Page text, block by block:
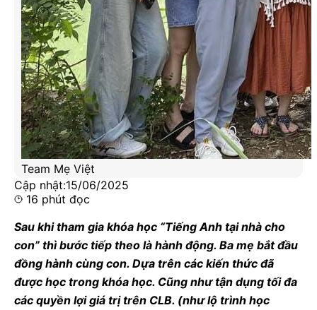
Team Mẹ Việt
Cập nhật:15/06/2025
16 phút đọc
Sau khi tham gia khóa học “Tiếng Anh tại nhà cho
con” thì bước tiếp theo là hành động. Ba mẹ bắt đầu
đồng hành cùng con. Dựa trên các kiến thức đã
được học trong khóa học. Cũng như tận dụng tối đa
các quyền lợi giá trị trên CLB. (như lộ trình học